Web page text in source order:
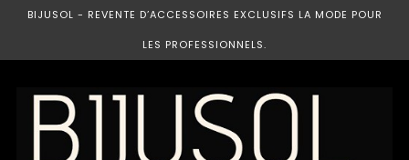
BIJUSOL - REVENTE D’ACCESSOIRES EXCLUSIFS LA MODE POUR
LES PROFESSIONNELS.